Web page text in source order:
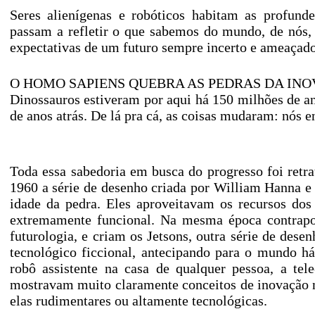
Seres alienígenas e robóticos habitam as
passam a refletir o que sabemos do mundo, de
expectativas de um futuro sempre incerto e
O HOMO SAPIENS QUEBRA AS PEDRAS DA
Dinossauros estiveram por aqui há 150 milhões de
de anos atrás. De lá pra cá, as coisas mudaram: nós
Toda essa sabedoria em busca do progresso foi
1960 a série de desenho criada por William Hanna
idade da pedra. Eles aproveitavam os recursos
extremamente funcional. Na mesma época
futurologia, e criam os Jetsons, outra série de
tecnológico ficcional, antecipando para o mundo
robô assistente na casa de qualquer pessoa, a
mostravam muito claramente conceitos de
elas rudimentares ou altamente tecnológicas.